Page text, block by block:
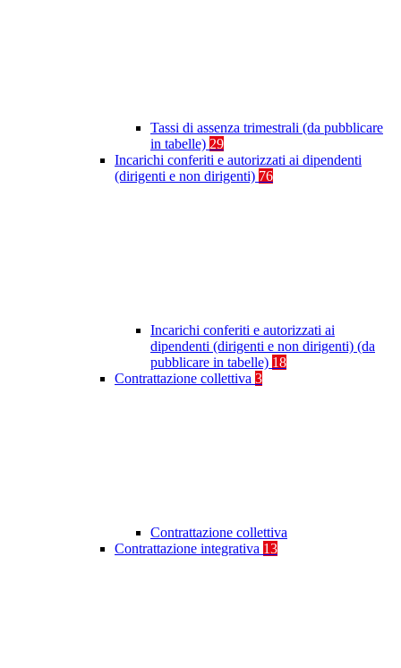
Tassi di assenza trimestrali (da pubblicare
in tabelle) 29
Incarichi conferiti e autorizzati ai dipendenti
(dirigenti e non dirigenti) 76
Incarichi conferiti e autorizzati ai
dipendenti (dirigenti e non dirigenti) (da
pubblicare in tabelle) 18
Contrattazione collettiva 3
Contrattazione collettiva
Contrattazione integrativa 13